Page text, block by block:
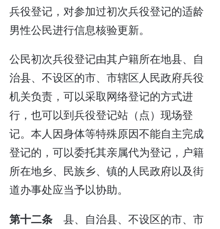
兵役登记，对参加过初次兵役登记的适龄
男性公民进行信息核验更新。
公民初次兵役登记由其户籍所在地县、自
治县、不设区的市、市辖区人民政府兵役
机关负责，可以采取网络登记的方式进
行，也可以到兵役登记站（点）现场登
记。本人因身体等特殊原因不能自主完成
登记的，可以委托其亲属代为登记，户籍
所在地乡、民族乡、镇的人民政府以及街
道办事处应当予以协助。
第十二条 县、自治县、不设区的市、市